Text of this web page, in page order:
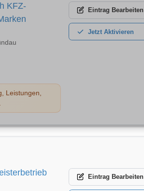
KFZ-
Leistungen,
Eintrag Bearbeiten
Jetzt Aktivieren
Eintrag Bearbeiten